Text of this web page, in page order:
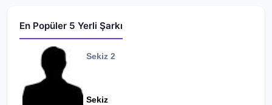
En Popüler 5 Yerli Şarkı
Sekiz 2
Sekiz